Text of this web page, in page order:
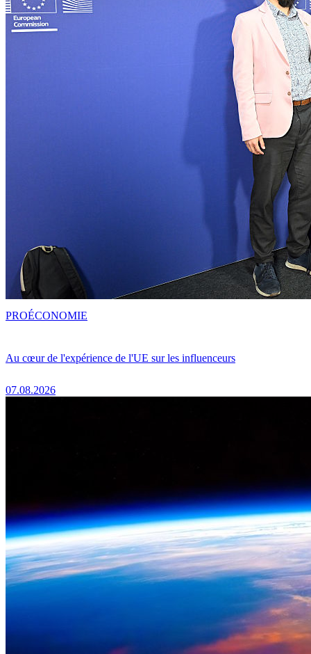
Au cœur de l'expérience de l'UE sur les influenceurs
07.08.2026
PROÉCONOMIE